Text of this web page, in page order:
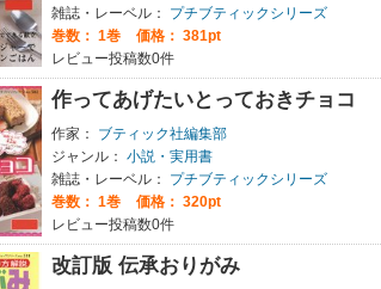
雑誌・レーベル：
プチブティックシリーズ
巻数： 1巻
価格： 381pt
レビュー投稿数0件
作ってあげたいとっておきチョコ
作家：
ブティック社編集部
ジャンル： 小説・実用書
雑誌・レーベル：
プチブティックシリーズ
巻数： 1巻
価格： 320pt
レビュー投稿数0件
改訂版 伝承おりがみ